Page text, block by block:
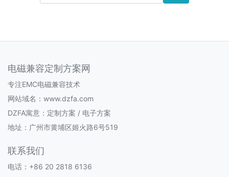
电磁兼容定制方案网
专注EMC电磁兼容技术
网站域名：www.dzfa.com
DZFA寓意：定制方案 / 电子方案
地址：广州市黄埔区姬火路6号519
联系我们
电话：+86 20 2818 6136